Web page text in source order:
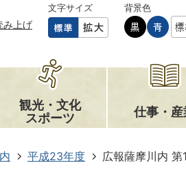
み上げ
文字サイズ
背景色
観光・文化
スポーツ
仕事・産
平成23年度 広報薩摩川内 第